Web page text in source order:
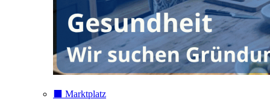
⬛️ Marktplatz